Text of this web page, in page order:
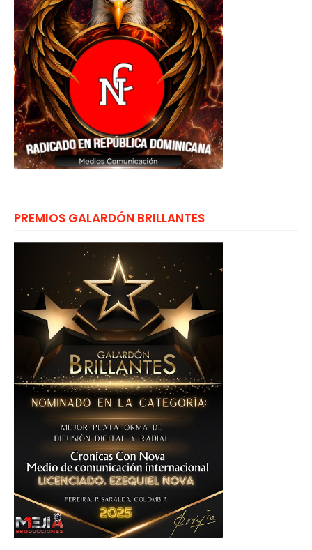
PREMIOS GALARDÓN BRILLANTES